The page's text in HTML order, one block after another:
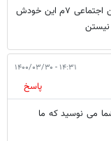
چراوام بازنشتگان کشوری ۱۰م ولی بازنشتسگان تامین اجتماعی ۷م این خودش
۱۴:۳۱ - ۱۴۰۰/۰۳/۳۰
پاسخ
می نوسید که ما